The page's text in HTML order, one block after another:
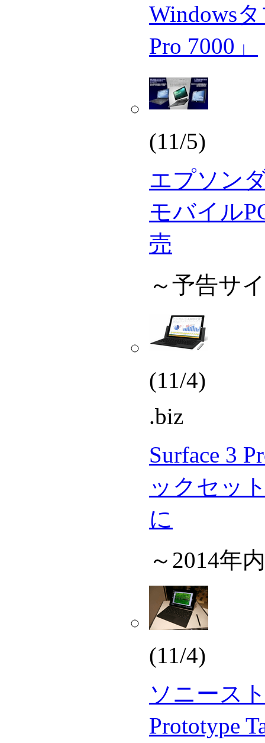
Windows
Pro 7000」
(11/5)
エプソン
モバイル
売
～予告サ
(11/4)
.biz
Surface 3
ックセッ
に
～2014年
(11/4)
ソニース
Prototype